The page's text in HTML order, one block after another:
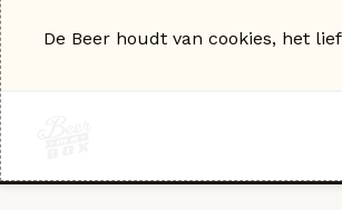
De Beer houdt van cookies, het